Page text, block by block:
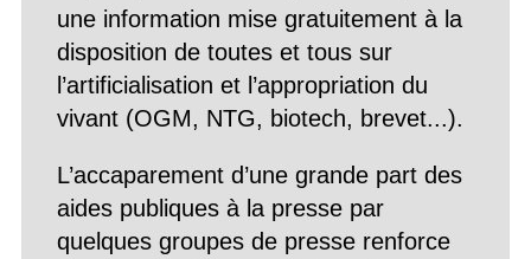
une information mise gratuitement à la
disposition de toutes et tous sur
l’artificialisation et l’appropriation du
vivant (OGM, NTG, biotech, brevet...).
L’accaparement d’une grande part des
aides publiques à la presse par
quelques groupes de presse renforce